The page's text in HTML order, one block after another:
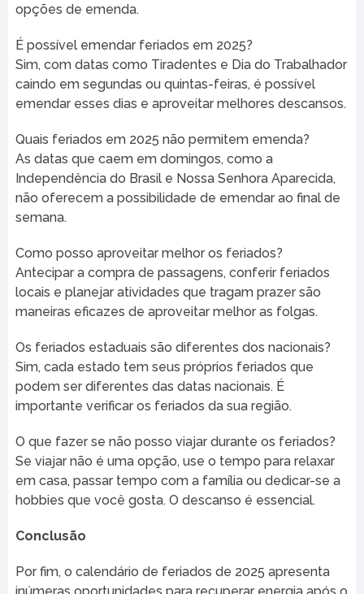
opções de emenda.
É possível emendar feriados em 2025?
Sim, com datas como Tiradentes e Dia do Trabalhador
caindo em segundas ou quintas-feiras, é possível
emendar esses dias e aproveitar melhores descansos.
Quais feriados em 2025 não permitem emenda?
As datas que caem em domingos, como a
Independência do Brasil e Nossa Senhora Aparecida,
não oferecem a possibilidade de emendar ao final de
semana.
Como posso aproveitar melhor os feriados?
Antecipar a compra de passagens, conferir feriados
locais e planejar atividades que tragam prazer são
maneiras eficazes de aproveitar melhor as folgas.
Os feriados estaduais são diferentes dos nacionais?
Sim, cada estado tem seus próprios feriados que
podem ser diferentes das datas nacionais. É
importante verificar os feriados da sua região.
O que fazer se não posso viajar durante os feriados?
Se viajar não é uma opção, use o tempo para relaxar
em casa, passar tempo com a família ou dedicar-se a
hobbies que você gosta. O descanso é essencial.
Conclusão
Por fim, o calendário de feriados de 2025 apresenta
inúmeras oportunidades para recuperar energia após o